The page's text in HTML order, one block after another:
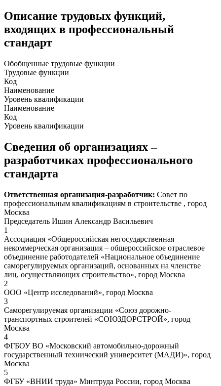
Описание трудовых функций,
входящих в профессиональный
стандарт
Обобщенные трудовые функции
Трудовые функции
Код
Наименование
Уровень квалификации
Наименование
Код
Уровень квалификации
Сведения об организациях –
разработчиках профессионального
стандарта
Ответственная организация-разработчик: Совет по
профессиональным квалификациям в строительстве , город
Москва
Председатель Ишин Александр Васильевич
1
Ассоциация «Общероссийская негосударственная
некоммерческая организация – общероссийское отраслевое
объединение работодателей «Национальное объединение
саморегулируемых организаций, основанных на членстве
лиц, осуществляющих строительство», город Москва
2
ООО «Центр исследований», город Москва
3
Саморегулируемая организации «Союз дорожно-
транспортных строителей «СОЮЗДОРСТРОЙ», город
Москва
4
ФГБОУ ВО «Московский автомобильно-дорожный
государственный технический университет (МАДИ)», город
Москва
5
ФГБУ «ВНИИ труда» Минтруда России, город Москва